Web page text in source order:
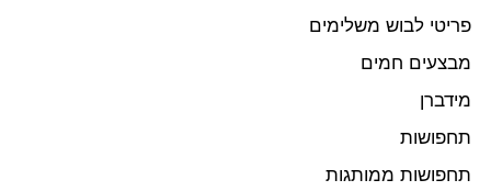
פריטי לבוש משלימים
מבצעים חמים
מידברן
תחפושות
תחפושות ממותגות